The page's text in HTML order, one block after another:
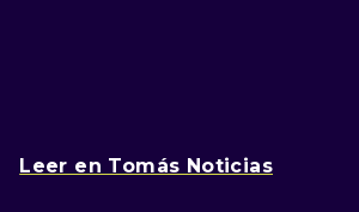
Leer en Tomás Noticias